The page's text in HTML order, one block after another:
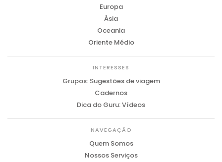
Europa
Ásia
Oceania
Oriente Médio
INTERESSES
Grupos: Sugestões de viagem
Cadernos
Dica do Guru: Vídeos
NAVEGAÇÃO
Quem Somos
Nossos Serviços